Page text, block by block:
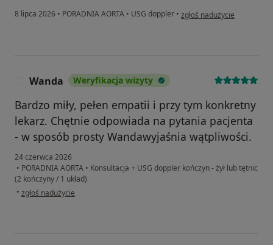
8 lipca 2026 • PORADNIA AORTA • USG doppler • w opinii użytkownika
zgłoś nadużycie
Wanda Weryfikacja wizyty
Bardzo miły, pełen empatii i przy tym konkretny
lekarz. Chętnie odpowiada na pytania pacjenta
- w sposób prosty Wandawyjaśnia wątpliwości.
24 czerwca 2026
• PORADNIA AORTA • Konsultacja + USG doppler kończyn - żył lub tętnic
(2 kończyny / 1 układ)
• w opinii użytkownika Wanda
zgłoś nadużycie